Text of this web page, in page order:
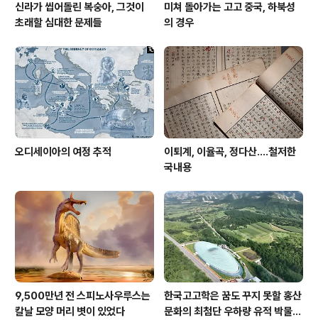
신라가 씹어돌린 복숭아, 그것이
초래할 심대한 문제들
미쳐 돌아가는 고고 중국, 하북성
의 경우
오디세이아의 여정 추적
이퇴계, 이율곡, 정다산....철저한
국내용
9,500만년 전 스피노사우루스는
칼날 모양 머리 볏이 있었다
한국고고학은 꿈도 꾸지 못할 홍산
문화의 최첨단 우하량 유적 박물관